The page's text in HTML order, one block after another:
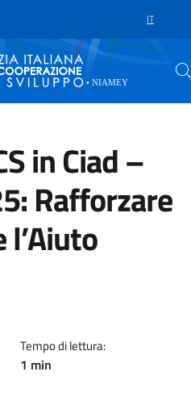
IT
in Ciad –
Rafforzare
Tempo di lettura:
1 min